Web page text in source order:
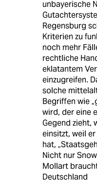
unbayerische
Regensburg
Kriterien zu
noch mehr
rechtliche
eklatantem
einzugreifen.
solche
Begriffen wie
wird, der eine
Gegend zieht,
einsitzt, weil
hat,
Nicht nur
Mollart
Deutschland